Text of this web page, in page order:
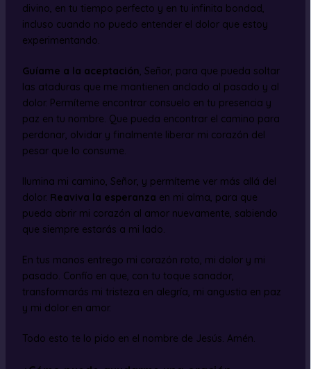
divino, en tu tiempo perfecto y en tu infinita bondad,
incluso cuando no puedo entender el dolor que estoy
experimentando.
Guíame a la aceptación, Señor, para que pueda soltar
las ataduras que me mantienen anclado al pasado y al
dolor. Permíteme encontrar consuelo en tu presencia y
paz en tu nombre. Que pueda encontrar el camino para
perdonar, olvidar y finalmente liberar mi corazón del
pesar que lo consume.
Ilumina mi camino, Señor, y permíteme ver más allá del
dolor. Reaviva la esperanza en mi alma, para que
pueda abrir mi corazón al amor nuevamente, sabiendo
que siempre estarás a mi lado.
En tus manos entrego mi corazón roto, mi dolor y mi
pasado. Confío en que, con tu toque sanador,
transformarás mi tristeza en alegría, mi angustia en paz
y mi dolor en amor.
Todo esto te lo pido en el nombre de Jesús. Amén.